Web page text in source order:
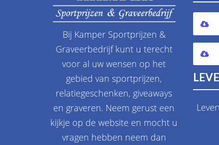
Bij Kamper Sportprijzen &
Graveerbedrijf kunt u terecht
voor al uw wensen op het
gebied van sportprijzen,
relatiegeschenken, giveaways
en graveren. Neem gerust een
kijkje op de website en mocht u
vragen hebben neem dan